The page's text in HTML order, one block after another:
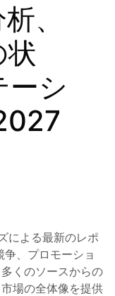
、
状
ーシ
による最新のレポ
、プロモーショ
くのソースからの
場の全体像を提供